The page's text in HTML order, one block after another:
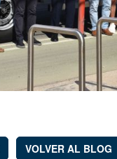
VOLVER AL BLOG